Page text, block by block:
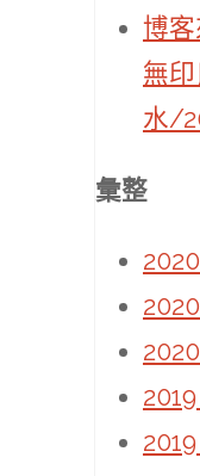
博
無
水/
彙整